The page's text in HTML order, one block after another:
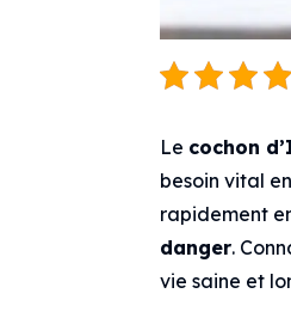
Le cochon
besoin vital
rapidement
danger.
vie saine et